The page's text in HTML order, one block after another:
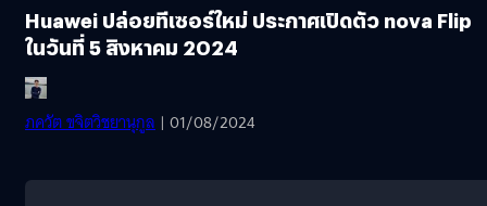
Huawei ปล่อยทีเซอร์ใหม่ ประกาศเปิดตัว nova Flip
ในวันที่ 5 สิงหาคม 2024
ภควัต ขจิตวิชยานุกูล | 01/08/2024